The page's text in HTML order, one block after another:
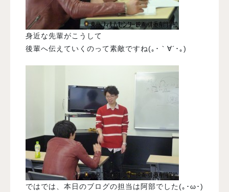
身近な先輩がこうして
後輩へ伝えていくのって素敵ですね(｡･｀∀´･｡)
ではでは、本日のブログの担当は阿部でした(｡･ω･)